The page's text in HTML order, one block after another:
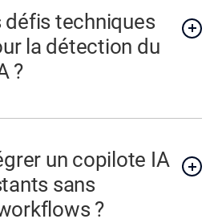
défis techniques
la détection du
?
un copilote IA
sans
?